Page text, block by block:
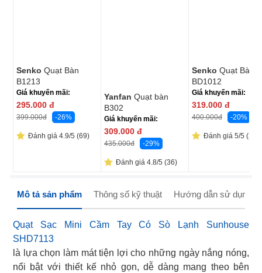
Senko Quạt Bàn
B1213
Giá khuyến mãi:
295.000 đ
399.000đ -26%
Đánh giá 4.9/5 (69)
Yanfan Quạt bàn
B302
Giá khuyến mãi:
309.000 đ
435.000đ -29%
Đánh giá 4.8/5 (36)
Senko Quạt Bàn
BD1012
Giá khuyến mãi:
319.000 đ
400.000đ -20%
Đánh giá 5/5 (37)
Mô tả sản phẩm Thông số kỹ thuật Hướng dẫn sử dụng
Quạt Sạc Mini Cầm Tay Có Sò Lạnh Sunhouse
SHD7113
là lựa chọn làm mát tiện lợi cho những ngày nắng nóng,
nổi bật với thiết kế nhỏ gọn, dễ dàng mang theo bên